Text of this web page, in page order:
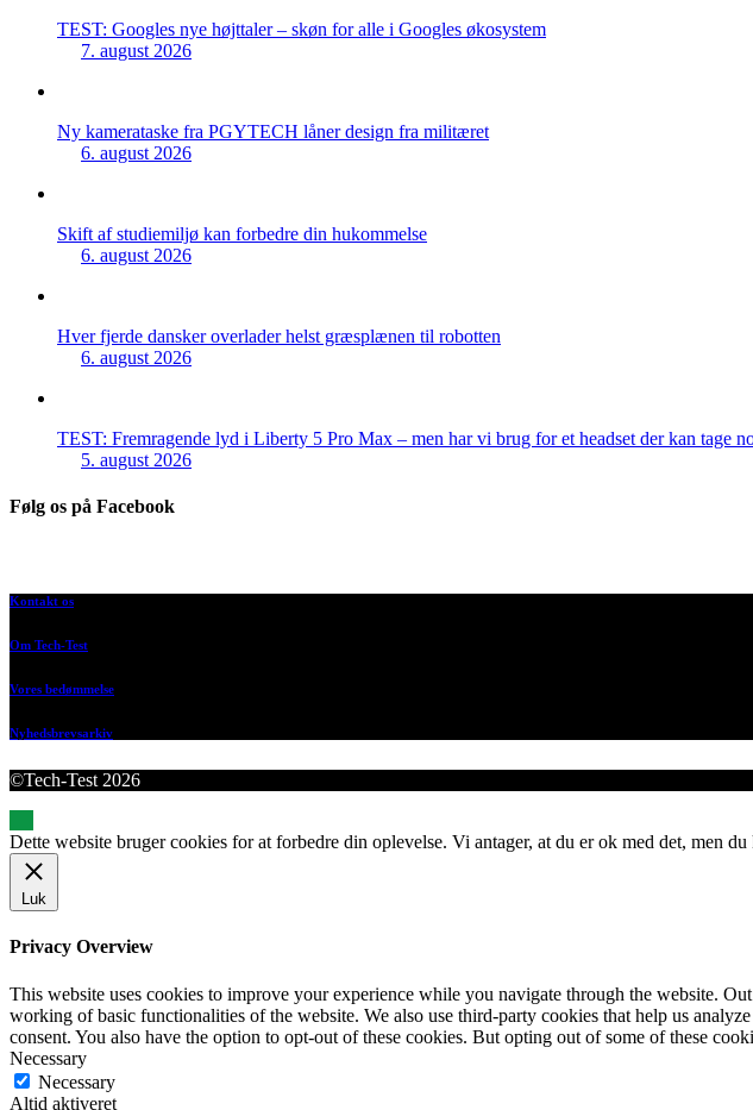
TEST: Googles nye højttaler – skøn for alle i Googles økosystem
7. august 2026
Ny kamerataske fra PGYTECH låner design fra militæret
6. august 2026
Skift af studiemiljø kan forbedre din hukommelse
6. august 2026
Hver fjerde dansker overlader helst græsplænen til robotten
6. august 2026
TEST: Fremragende lyd i Liberty 5 Pro Max – men har vi brug for et headset der kan tage
5. august 2026
Følg os på Facebook
Kontakt os
Om Tech-Test
Vores bedømmelse
Nyhedsbrevsarkiv
©Tech-Test 2026
Dette website bruger cookies for at forbedre din oplevelse. Vi antager, at du er ok med det, men
Luk
Privacy Overview
This website uses cookies to improve your experience while you navigate through the website.
working of basic functionalities of the website. We also use third-party cookies that help us
consent. You also have the option to opt-out of these cookies. But opting out of some of these
Necessary
Necessary
Altid aktiveret